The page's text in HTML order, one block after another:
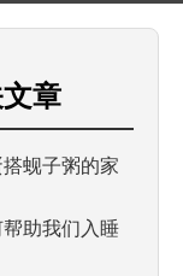
章
蚬子粥的家
助我们入睡